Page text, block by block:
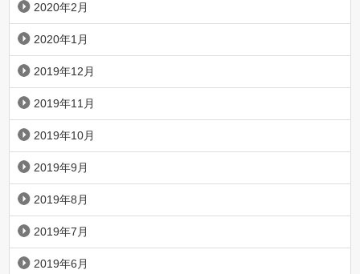
2020年2月
2020年1月
2019年12月
2019年11月
2019年10月
2019年9月
2019年8月
2019年7月
2019年6月